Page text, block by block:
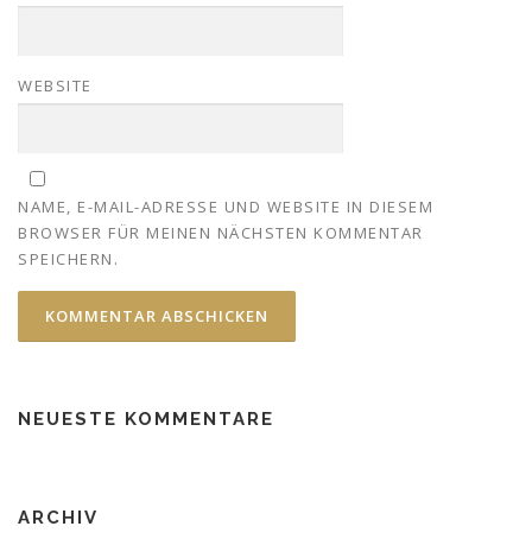
WEBSITE
NAME, E-MAIL-ADRESSE UND WEBSITE IN DIESEM
BROWSER FÜR MEINEN NÄCHSTEN KOMMENTAR
SPEICHERN.
NEUESTE KOMMENTARE
ARCHIV